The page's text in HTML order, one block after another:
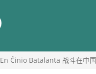
En Ĉinio Batalanta 战斗在中国